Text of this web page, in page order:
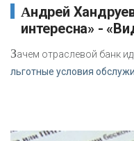
Андрей Хандруев: «Розница нам
интересна» -
Зачем отраслевой банк
льготные условия